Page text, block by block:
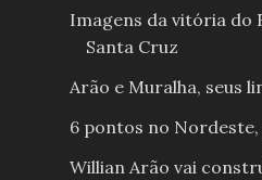
Imagens da vitória do
Santa Cruz
Arão e Muralha, seus
6 pontos no
Willian Arão vai